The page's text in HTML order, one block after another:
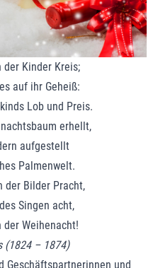
Kinder Kreis;
auf ihr Geheiß:
Lob und Preis.
erhellt,
aufgestellt
Palmenwelt.
der Bilder Pracht,
Singen acht,
Weihenacht!
(1824 – 1874)
Geschäftspartnerinnen und